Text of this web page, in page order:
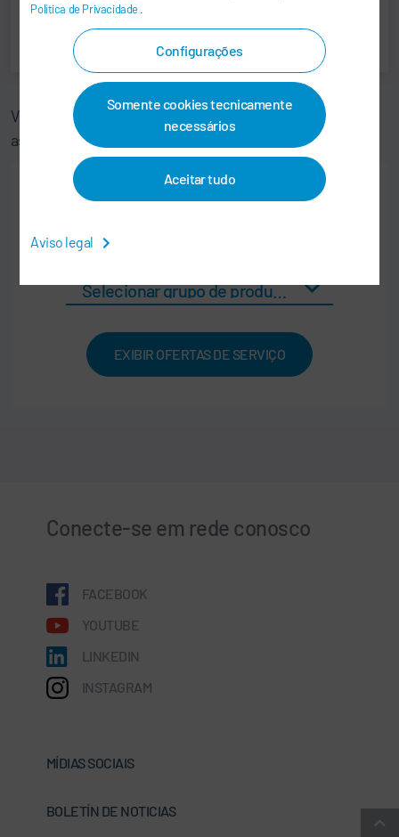
Política de Privacidade .
Configurações
Somente cookies tecnicamente
necessários
Aceitar tudo
Aviso legal
Você pode encontrar os contatos para os serviços de
assistência técnica em nosso Localizador de serviço:
EXIBIR OFERTAS DE SERVIÇO
Conecte-se em rede conosco
FACEBOOK
YOUTUBE
LINKEDIN
INSTAGRAM
MÍDIAS SOCIAIS
BOLETÍN DE NOTICIAS